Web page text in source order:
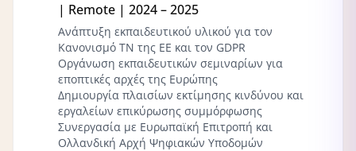
| Remote | 2024 – 2025
Ανάπτυξη εκπαιδευτικού υλικού για τον
Κανονισμό ΤΝ της ΕΕ και τον GDPR
Οργάνωση εκπαιδευτικών σεμιναρίων για
εποπτικές αρχές της Ευρώπης
Δημιουργία πλαισίων εκτίμησης κινδύνου και
εργαλείων επικύρωσης συμμόρφωσης
Συνεργασία με Ευρωπαϊκή Επιτροπή και
Ολλανδική Αρχή Ψηφιακών Υποδομών